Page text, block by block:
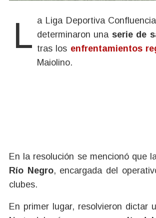
La Liga Deportiva Confluencia dio a conocer el acta resolución del Tribunal de Disciplina en donde determinaron una serie de
tras los enfrentamientos
Maiolino.
En la resolución se mencionó que
Río Negro, encargada del
clubes.
En primer lugar, resolvieron dictar